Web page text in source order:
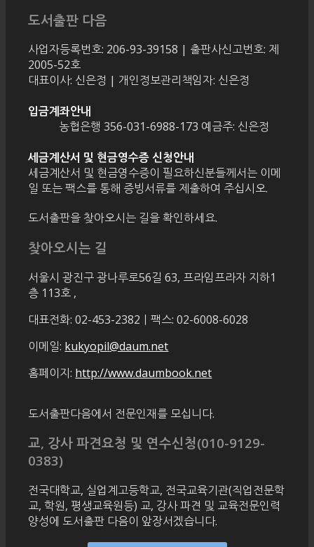
도서출판 다음
사업자등록번호: 206-93-39158 | 출판사신고번호: 제
2005-52호
대표이사: 신은정 | 개인정보관리책임자: 신은정
입금계좌안내
농협은행 356-031-6988-173 예금주: 신은정
세금계산서 및 현금영수증 신청안내
세금계산서 및 현금영수증이 필요하신분들께서는 이메
일 또는 팩스를 통해 증빙서류를 제출하여 주십시오.
도서출판을 찾아오시는 길을 확인하세요.
찾아오시는 길
서울시 광진구 광나루로56길 63, 프라임프라자 지하1
층 113호 ,
대표전화: 02-453-2382ㅣ팩스: 02-6008-6028
이메일: kukyopil@daum.net
홈페이지: http://www.daumbook.net
도서출판다음에서 전문인재를 모십니다.
교, 강사 파견요청 및 연수신청(010-9129-
0383)
전국대학교, 실업계고등학교, 전국교육기관(직업전문학
교, 학원, 평생교육원등) 교, 강사 파견 및 교육전문인력
양성에 도서출판 다음이 앞장서겠습니다.